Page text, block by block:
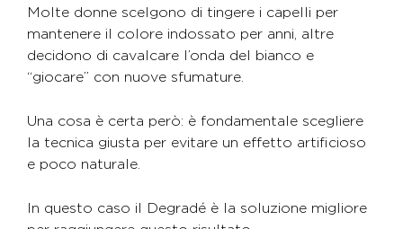
Molte donne scelgono di tingere i capelli per
mantenere il colore indossato per anni, altre
decidono di cavalcare l’onda del bianco e
“giocare” con nuove sfumature.
Una cosa è certa però: è fondamentale scegliere
la tecnica giusta per evitare un effetto artificioso
e poco naturale.
In questo caso il Degradé è la soluzione migliore